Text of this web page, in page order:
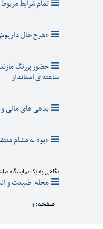
تمام شرایط مربوط
«شرح حال
حضور پررنگ
ساعته ی استاندار
بدهی های مالی و
«بو» به مشام
نگاهی به یک نمایشگاه
محله، طبیعت و
صفحه:1